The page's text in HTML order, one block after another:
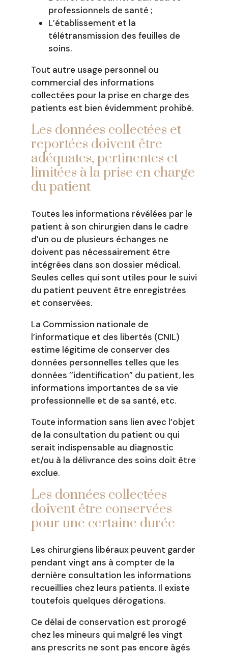
professionnels de santé ;
L’établissement et la
télétransmission des feuilles de
soins.
Tout autre usage personnel ou
commercial des informations
collectées pour la prise en charge des
patients est bien évidemment prohibé.
Les données collectées et
reportées doivent être
adéquates, pertinentes et
limitées à la prise en charge
du patient
Toutes les informations révélées par le
patient à son chirurgien dans le cadre
d’un ou de plusieurs échanges ne
doivent pas nécessairement être
intégrées dans son dossier médical.
Seules celles qui sont utiles pour le suivi
du patient peuvent être enregistrées
et conservées.
La Commission nationale de
l’informatique et des libertés (CNIL)
estime légitime de conserver des
données personnelles telles que les
données ’’identification” du patient, les
informations importantes de sa vie
professionnelle et de sa santé, etc.
Toute information sans lien avec l’objet
de la consultation du patient ou qui
serait indispensable au diagnostic
et/ou à la délivrance des soins doit être
exclue.
Les données collectées
doivent être conservées
pour une certaine durée
Les chirurgiens libéraux peuvent garder
pendant vingt ans à compter de la
dernière consultation les informations
recueillies chez leurs patients. Il existe
toutefois quelques dérogations.
Ce délai de conservation est prorogé
chez les mineurs qui malgré les vingt
ans prescrits ne sont pas encore âgés